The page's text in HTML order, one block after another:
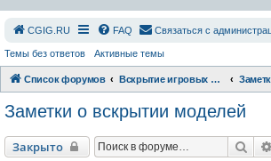
СGIG.RU FAQ Связаться с
Темы без ответов Активные темы
Список форумов Вскрытие игровых ресурсов
Заметки о вскрытии моделей
Закрыто